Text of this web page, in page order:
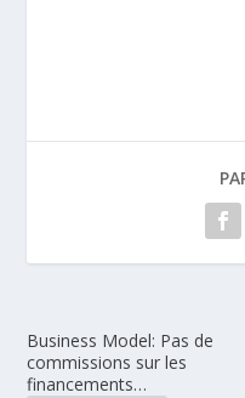
Business Model: Pas de
commissions sur les
financements…